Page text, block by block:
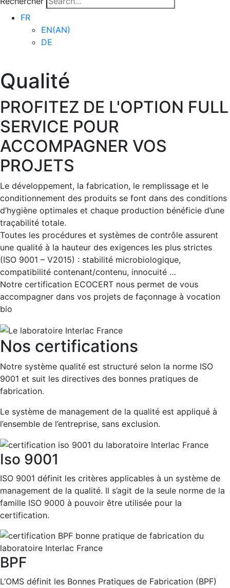
FR
EN(AN)
DE
Qualité
PROFITEZ DE L'OPTION FULL
SERVICE POUR
ACCOMPAGNER VOS
PROJETS
Le développement, la fabrication, le remplissage et le
conditionnement des produits se font dans des conditions
d’hygiène optimales et chaque production bénéficie d’une
traçabilité totale.
Toutes les procédures et systèmes de contrôle assurent
une qualité à la hauteur des exigences les plus strictes
(ISO 9001 – V2015) : stabilité microbiologique,
compatibilité contenant/contenu, innocuité …
Notre certification ECOCERT nous permet de vous
accompagner dans vos projets de façonnage à vocation
bio
Nos certifications
Notre système qualité est structuré selon la norme ISO
9001 et suit les directives des bonnes pratiques de
fabrication.
Le système de management de la qualité est appliqué à
l’ensemble de l’entreprise, sans exclusion.
Iso 9001
ISO 9001 définit les critères applicables à un système de
management de la qualité. Il s’agit de la seule norme de la
famille ISO 9000 à pouvoir être utilisée pour la
certification.
BPF
L’OMS définit les Bonnes Pratiques de Fabrication (BPF)